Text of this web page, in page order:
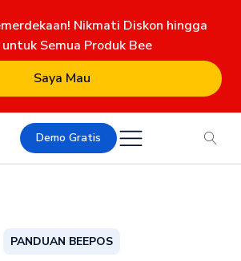
Nikmati Diskon hingga
Semua Produk Bee
Saya Mau
Demo Gratis
PANDUAN BEEPOS